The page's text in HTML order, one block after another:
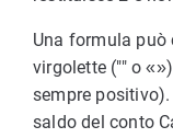
Una formula può
virgolette ("" o«»
sempre
saldo del conto